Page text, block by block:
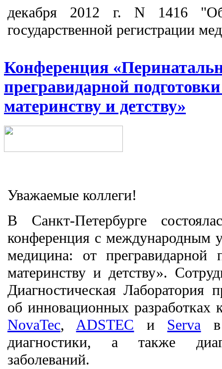
декабря 2012 г. N 1416
государственной регистрации
Конференция
прегравидарной
материнству и детству»
Уважаемые коллеги!
В Санкт-Петербурге
конференция с международным
медицина: от прегравидарной
материнству и детству».
Диагностическая Лаборатория
об инновационных разработках
NovaTec,ADSTEC и Serva в
диагностики, а также
заболеваний.